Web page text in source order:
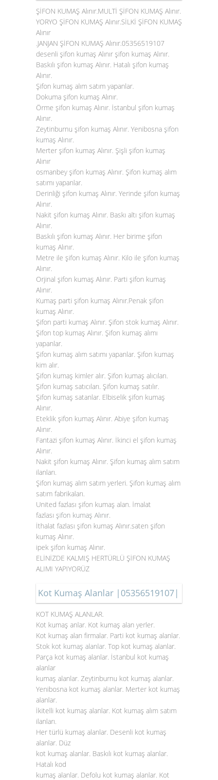
ŞİFON KUMAŞ Alınır.MULTİ ŞİFON KUMAŞ Alınır.
YORYO ŞİFON KUMAŞ Alınır.SİLKİ ŞİFON KUMAŞ
Alınır
.JANJAN ŞİFON KUMAŞ Alınır.05356519107
desenli şifon kumaş Alınır şifon kumaş Alınır.
Baskılı şifon kumaş Alınır. Hatalı şifon kumaş
Alınır.
Şifon kumaş alım satım yapanlar.
Dokuma şifon kumaş Alınır.
Örme şifon kumaş Alınır. İstanbul şifon kumaş
Alınır.
Zeytinburnu şifon kumaş Alınır. Yenibosna şifon
kumaş Alınır.
Merter şifon kumaş Alınır. Şişli şifon kumaş
Alınır
osmanbey şifon kumaş Alınır. Şifon kumaş alım
satımı yapanlar.
Derinliği şifon kumaş Alınır. Yerinde şifon kumaş
Alınır.
Nakit şifon kumaş Alınır. Baskı altı şifon kumaş
Alınır.
Baskılı şifon kumaş Alınır. Her birime şifon
kumaş Alınır.
Metre ile şifon kumaş Alınır. Kilo ile şifon kumaş
Alınır.
Orjinal şifon kumaş Alınır. Parti şifon kumaş
Alınır.
Kumaş parti şifon kumaş Alınır.Penak şifon
kumaş Alınır.
Şifon parti kumaş Alınır. Şifon stok kumaş Alınır.
Şifon top kumaş Alınır. Şifon kumaş alımı
yapanlar.
Şifon kumaş alım satımı yapanlar. Şifon kumaş
kim alır.
Şifon kumaş kimler alır. Şifon kumaş alıcıları.
Şifon kumaş satıcıları. Şifon kumaş satılır.
Şifon kumaş satanlar. Elbiselik şifon kumaş
Alınır.
Eteklik şifon kumaş Alınır. Abiye şifon kumaş
Alınır.
Fantazi şifon kumaş Alınır. İkinci el şifon kumaş
Alınır.
Nakit şifon kumaş Alınır. Şifon kumaş alım satım
ilanları.
Şifon kumaş alım satım yerleri. Şifon kumaş alım
satım fabrikaları.
United fazlası şifon kumaş alan. İmalat
fazlası şifon kumaş Alınır.
İthalat fazlası şifon kumaş Alınır.saten şifon
kumaş Alınır.
ipek şifon kumaş Alınır.
ELİNİZDE KALMIŞ HERTÜRLÜ ŞİFON KUMAŞ
ALIMI YAPIYORÜZ
Kot Kumaş Alanlar |05356519107|
KOT KUMAŞ ALANLAR.
Kot kumaş anlar. Kot kumaş alan yerler.
Kot kumaş alan firmalar. Parti kot kumaş alanlar.
Stok kot kumaş alanlar. Top kot kumaş alanlar.
Parça kot kumaş alanlar. İstanbul kot kumaş
alanlar
kumaş alanlar. Zeytinburnu kot kumaş alanlar.
Yenibosna kot kumaş alanlar. Merter kot kumaş
alanlar.
İkitelli kot kumaş alanlar. Kot kumaş alım satım
ilanları.
Her türlü kumaş alanlar. Desenli kot kumaş
alanlar. Düz
kot kumaş alanlar. Baskılı kot kumaş alanlar.
Hatalı kod
kumaş alanlar. Defolu kot kumaş alanlar. Kot